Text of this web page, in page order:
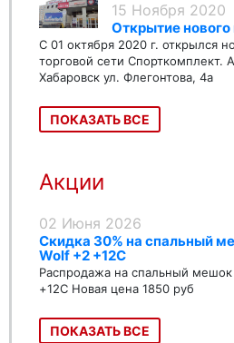
15 Ноября 2020
Открытие нового
С 01 октября 2020 г. открылся
торговой сети Спорткомплект.
Хабаровск ул. Флегонтова, 4а
ПОКАЗАТЬ ВСЕ
Акции
02 Июня 2026
Скидка 30% на спальный
Wolf +2 +12C
Распродажа на спальный мешок
+12C Новая цена 1850 руб
ПОКАЗАТЬ ВСЕ